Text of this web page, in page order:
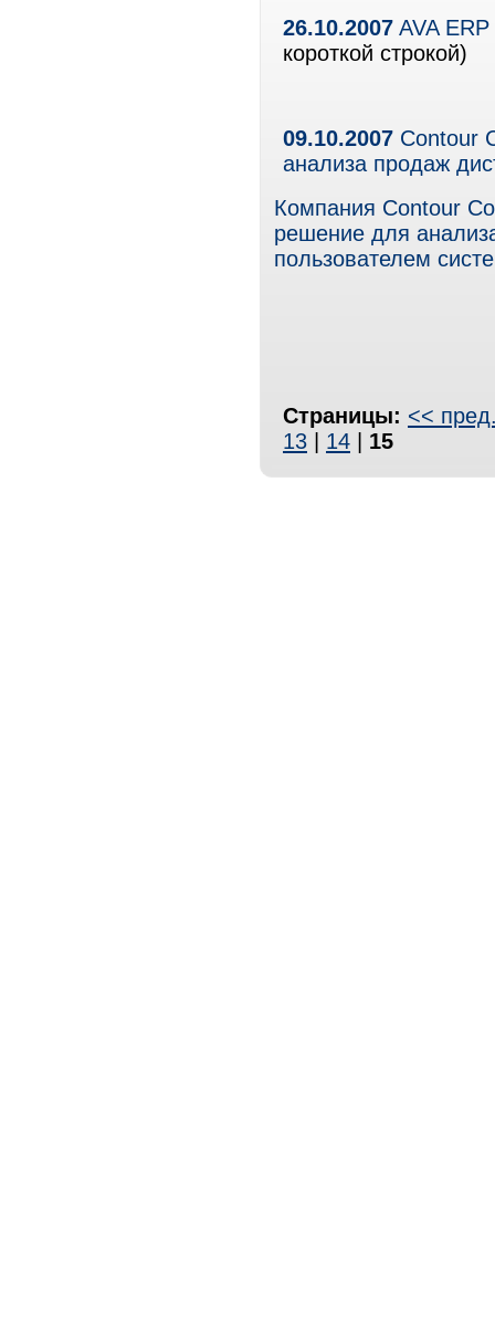
26.10.2007 AVA
короткой строкой)
09.10.2007 Contour
анализа продаж
Компания Contour
решение для
пользователем
Страницы: <<
13
14 15